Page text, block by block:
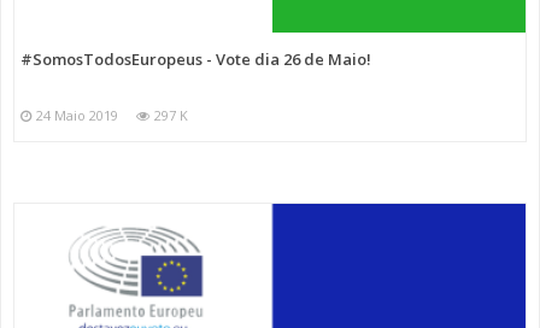
#SomosTodosEuropeus - Vote dia 26 de Maio!
24 Maio 2019 297 K